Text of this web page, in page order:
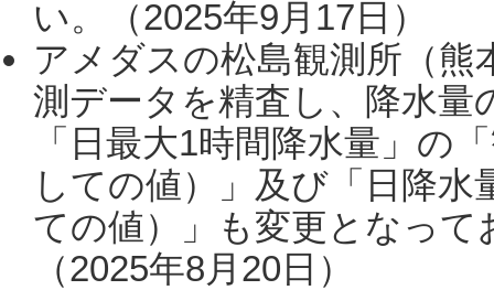
い。（2025年9月17日）
アメダスの松島観測所（熊
測データを精査し、降水
「日最大1時間降水量」の
しての値）」及び「日降
ての値）」も変更となっ
（2025年8月20日）